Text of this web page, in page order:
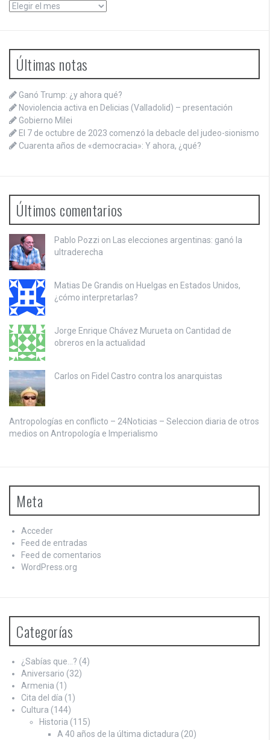
Archivos
Últimas notas
Ganó Trump: ¿y ahora qué?
Noviolencia activa en Delicias (Valladolid) – presentación
Gobierno Milei
El 7 de octubre de 2023 comenzó la debacle del judeo-sionismo
Cuarenta años de «democracia»: Y ahora, ¿qué?
Últimos comentarios
Pablo Pozzi on
Las elecciones argentinas: ganó la
ultraderecha
Matias De Grandis on Huelgas en Estados Unidos,
¿cómo interpretarlas?
Jorge Enrique Chávez Murueta on Cantidad de
obreros en la actualidad
Carlos on Fidel Castro contra los anarquistas
Antropologías en conflicto – 24Noticias – Seleccion diaria de otros
medios on Antropología e Imperialismo
Meta
Acceder
Feed de entradas
Feed de comentarios
WordPress.org
Categorías
¿Sabías que…? (4)
Aniversario (32)
Armenia (1)
Cita del día (1)
Cultura (144)
Historia (115)
A 40 años de la última dictadura (20)